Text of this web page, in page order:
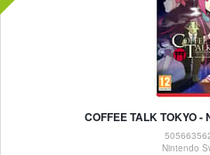
COFFEE TALK TOKYO -
Nintendo